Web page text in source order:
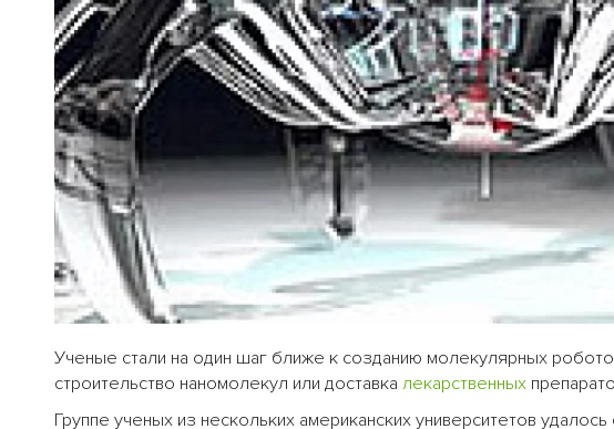
Ученые стали на один шаг ближе к созданию молекулярных
строительство наномолекул или доставка лекарственных
Группе ученых из нескольких американских университетов удалось